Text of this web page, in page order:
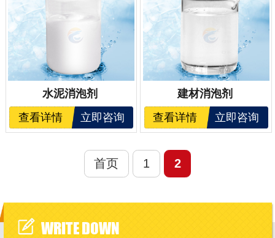
水泥消泡剂
查看详情
立即咨询
建材消泡剂
查看详情
立即咨询
首页 1 2
WRITE DOWN